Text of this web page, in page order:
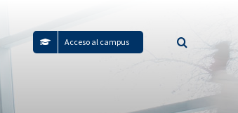
Acceso al campus